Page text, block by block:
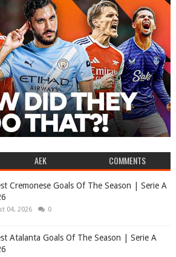
AEK COMMENTS
Cremonese Goals Of The Season | Serie A
04, 2026 0
Atalanta Goals Of The Season | Serie A